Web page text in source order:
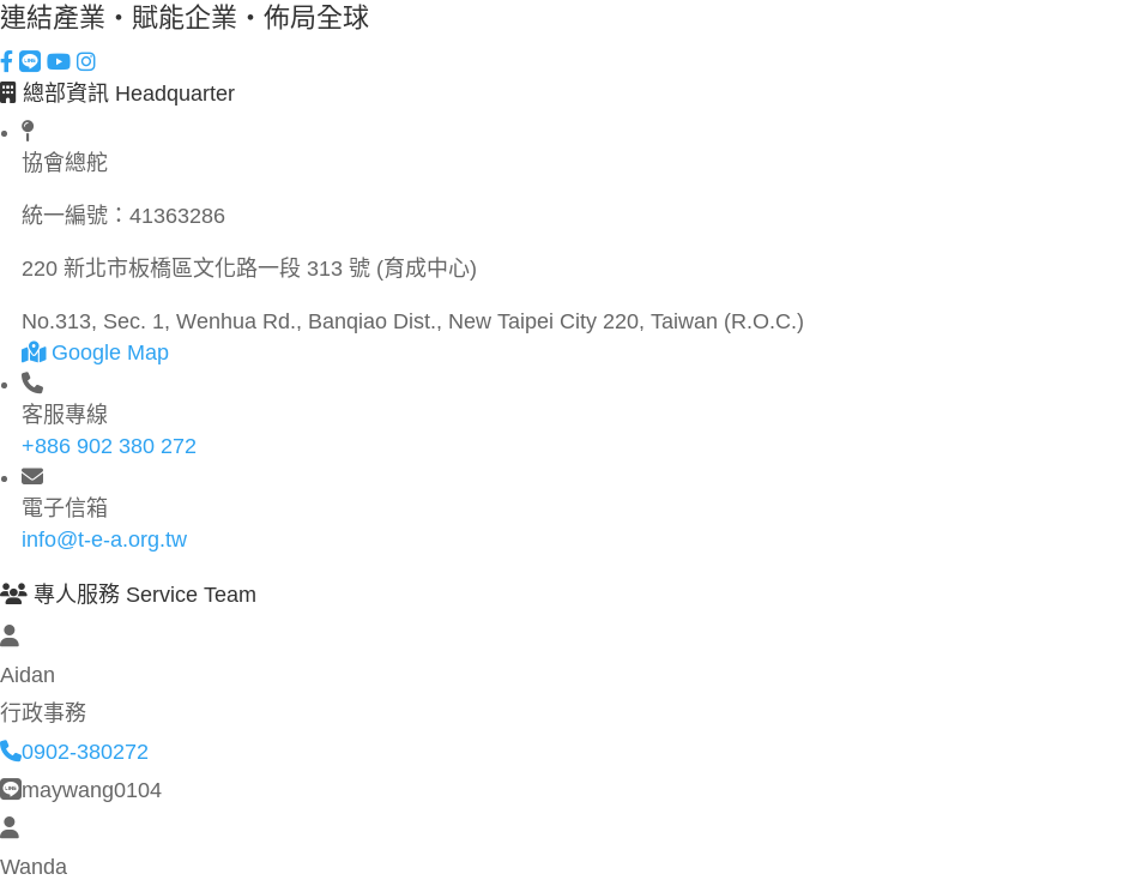
連結產業・賦能企業・佈局全球
總部資訊 Headquarter
協會總舵
統一編號： 41363286
220 新北市板橋區文化路一段 313 號 (育成中心)
No.313, Sec. 1, Wenhua Rd., Banqiao Dist., New Taipei City 220, Taiwan (R.O.C.)
Google Map
客服專線
+886 902 380 272
電子信箱
info@t-e-a.org.tw
專人服務 Service Team
Aidan
行政事務
0902-380272
maywang0104
Wanda